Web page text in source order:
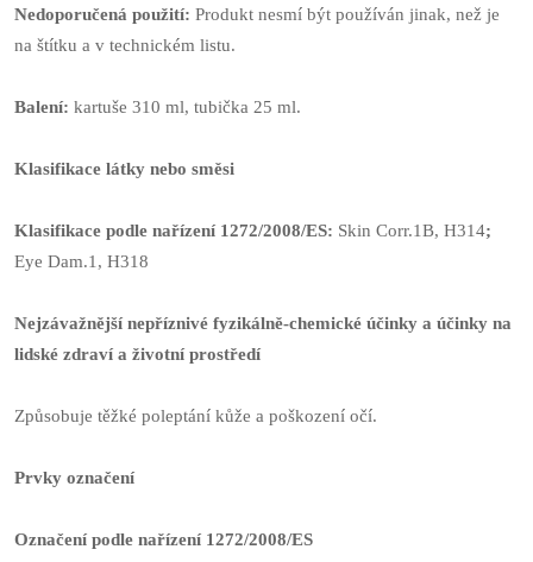
Nedoporučená použití: Produkt nesmí být používán jinak, než je
na štítku a v technickém listu.
Balení: kartuše 310 ml, tubička 25 ml.
Klasifikace látky nebo směsi
Klasifikace podle nařízení 1272/2008/ES: Skin Corr.1B, H314;
Eye Dam.1, H318
Nejzávažnější nepříznivé fyzikálně-chemické účinky a účinky na
lidské zdraví a životní prostředí
Způsobuje těžké poleptání kůže a poškození očí.
Prvky označení
Označení podle nařízení 1272/2008/ES